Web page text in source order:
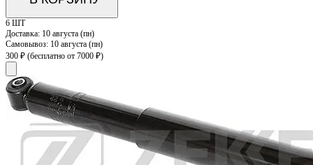
6 ШТ
Доставка: 10 августа (пн)
Самовывоз: 10 августа (пн)
300 ₽ (бесплатно от 7000 ₽)